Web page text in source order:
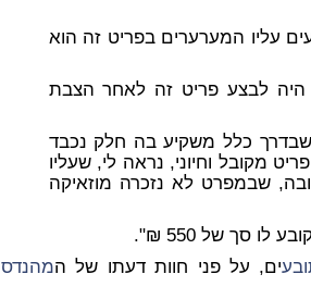
עליו המערערים בפריט זה הוא
היה לבצע פריט זה לאחר הצבת
כלל משקיע בה חלק נכבד
מקובל וחיוני, נראה לי, שעליו
שבמפרט לא נזכרה מוזאיקה
סך של 550 ₪".
ים, על פני חוות דעתו של המהנדס